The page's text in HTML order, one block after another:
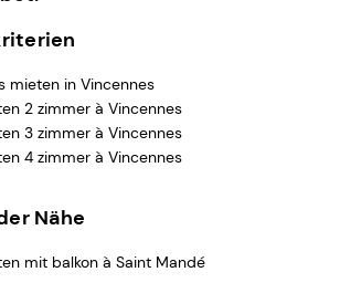
mieten in Vincennes
2 zimmer à Vincennes
3 zimmer à Vincennes
4 zimmer à Vincennes
Nähe
mit balkon à Saint Mandé